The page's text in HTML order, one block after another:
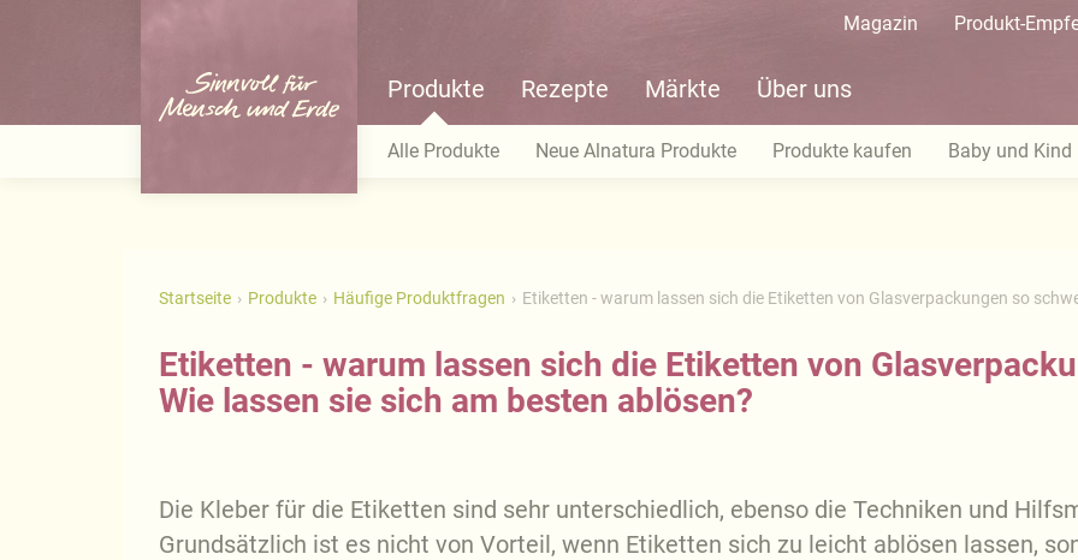
Magazin Produkt-
Produkte Rezepte Märkte Über uns
Alle Produkte Neue Alnatura Produkte Produkte kaufen Baby und Kind
Startseite Produkte Häufige Produktfragen Etiketten - warum lassen sich die Etiketten von Glasverpackungen so
Etiketten - warum lassen sich die Etiketten von
Wie lassen sie sich am besten ablösen?
Die Kleber für die Etiketten sind sehr unterschiedlich, ebenso die Techniken und
Grundsätzlich ist es nicht von Vorteil, wenn Etiketten sich zu leicht ablösen lassen,